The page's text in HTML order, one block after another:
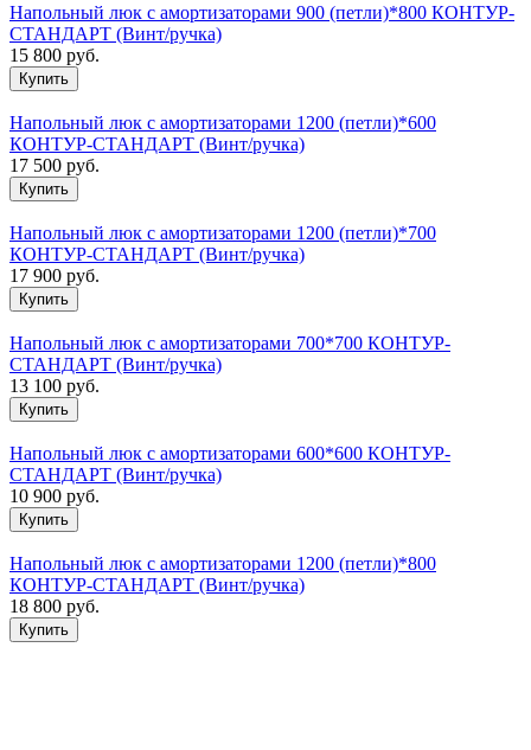
Напольный люк с амортизаторами 900 (петли)*800 КОНТУР-
СТАНДАРТ (Винт/ручка)
15 800 руб.
Напольный люк с амортизаторами 1200 (петли)*600
КОНТУР-СТАНДАРТ (Винт/ручка)
17 500 руб.
Напольный люк с амортизаторами 1200 (петли)*700
КОНТУР-СТАНДАРТ (Винт/ручка)
17 900 руб.
Напольный люк с амортизаторами 700*700 КОНТУР-
СТАНДАРТ (Винт/ручка)
13 100 руб.
Напольный люк с амортизаторами 600*600 КОНТУР-
СТАНДАРТ (Винт/ручка)
10 900 руб.
Напольный люк с амортизаторами 1200 (петли)*800
КОНТУР-СТАНДАРТ (Винт/ручка)
18 800 руб.